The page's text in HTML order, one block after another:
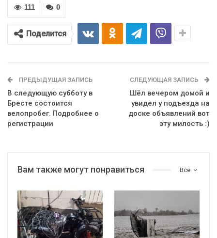
0
111
Поделится
ПРЕДЫДУЩАЯ ЗАПИСЬ
В следующую субботу в
Бресте состоится
велопробег. Подробнее о
регистрации
СЛЕДУЮЩАЯ ЗАПИСЬ
Шёл вечером домой и
увидел у подъезда на
доске объявлений вот
эту милость :)
Все
Вам также могут понравиться